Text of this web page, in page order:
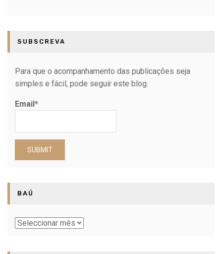
SUBSCREVA
Para que o acompanhamento das publicações seja
simples e fácil, pode seguir este blog.
Email*
BAÚ
Baú